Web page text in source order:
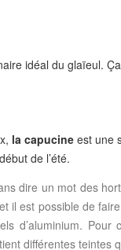
idéal du glaïeul.
la capucine est une
de l’été.
dire un mot des
est possible de
d’aluminium.
différentes teintes